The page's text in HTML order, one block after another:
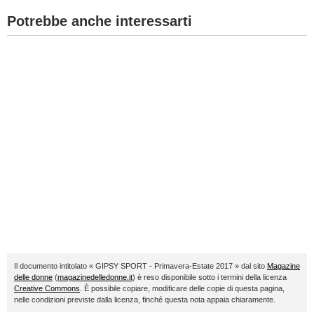
Potrebbe anche interessarti
Il documento intitolato « GIPSY SPORT - Primavera-Estate 2017 » dal sito Magazine
delle donne (magazinedelledonne.it) è reso disponibile sotto i termini della licenza
Creative Commons . È possibile copiare, modificare delle copie di questa pagina,
nelle condizioni previste dalla licenza, finché questa nota appaia chiaramente.